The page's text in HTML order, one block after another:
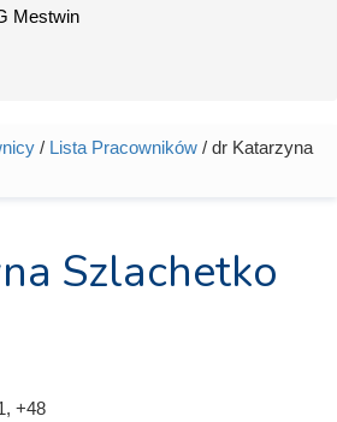
Mestwin
/ Lista Pracowników / dr Katarzyna
Szlachetko
+48